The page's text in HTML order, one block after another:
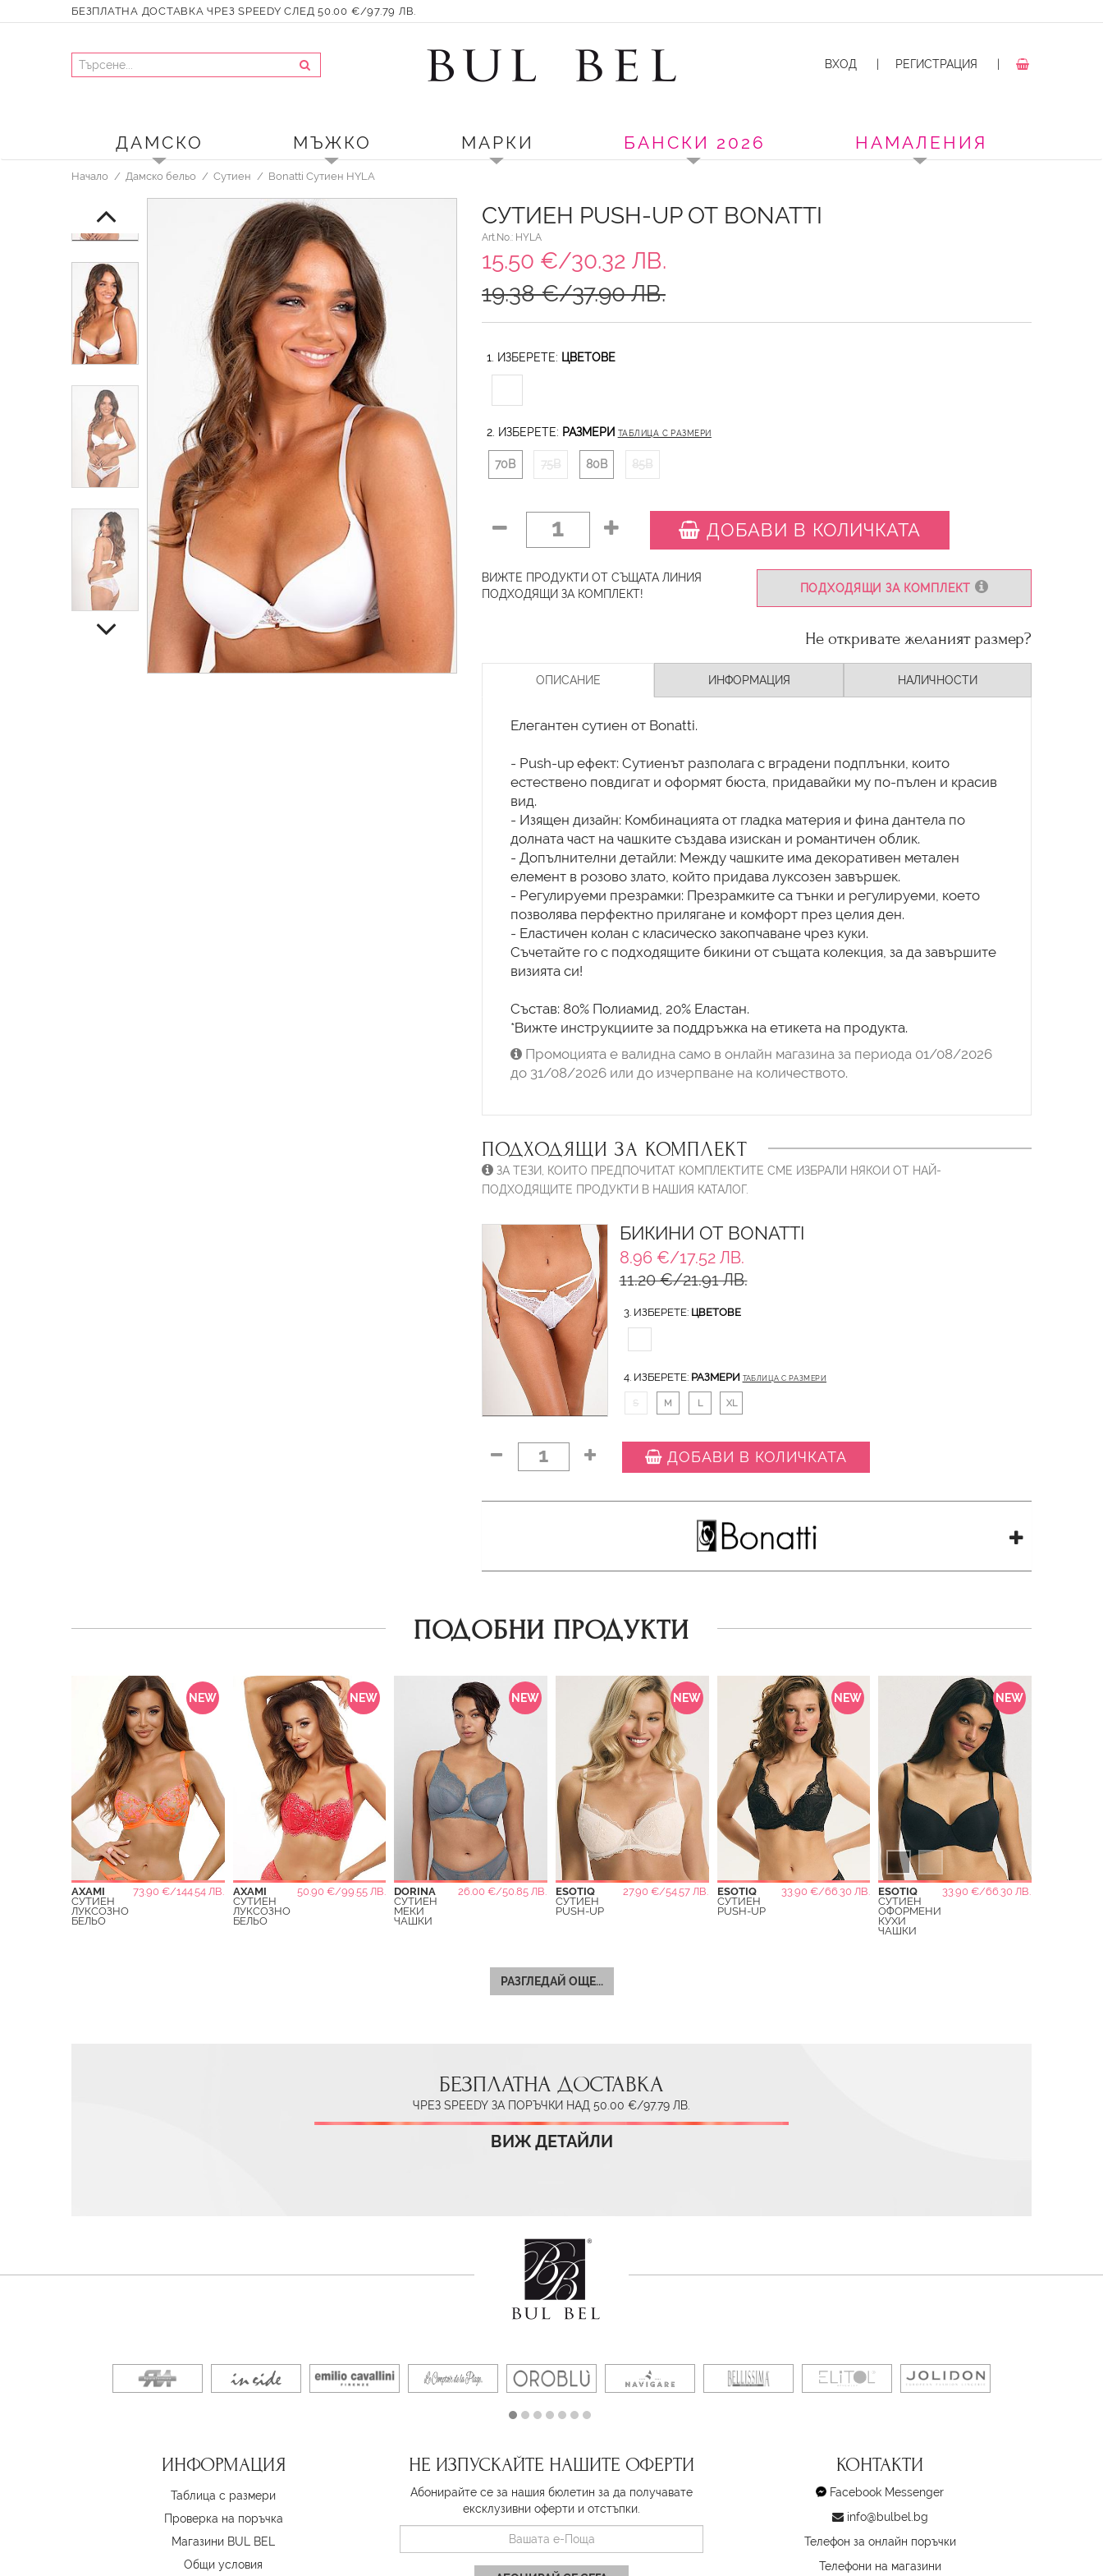
БЕЗПЛАТНА ДОСТАВКА ЧРЕЗ SPEEDY СЛЕД 50.00 €/97.79 ЛВ.
ВХОД РЕГИСТРАЦИЯ
ДАМСКО МЪЖКО МАРКИ БАНСКИ 2026 НАМАЛЕНИЯ
Начало Дамско бельо Сутиен Bonatti Сутиен HYLA
СУТИЕН PUSH-UP ОТ BONATTI
Art.No.: HYLA
15.50 €/30.32 ЛВ.
19.38 €/37.90 ЛВ.
1. ИЗБЕРЕТЕ: ЦВЕТОВЕ
2. ИЗБЕРЕТЕ: РАЗМЕРИ ТАБЛИЦА С РАЗМЕРИ
70B 75B 80B 85B
1 ДОБАВИ В КОЛИЧКАТА
ПОДХОДЯЩИ ЗА КОМПЛЕКТ
ВИЖТЕ ПРОДУКТИ ОТ СЪЩАТА ЛИНИЯ
ПОДХОДЯЩИ ЗА КОМПЛЕКТ!
Не откривате желаният размер?
ОПИСАНИЕ ИНФОРМАЦИЯ НАЛИЧНОСТИ
Елегантен сутиен от Bonatti.
- Push-up ефект: Сутиенът разполага с вградени подплънки, които
естествено повдигат и оформят бюста, придавайки му по-пълен и красив
вид.
- Изящен дизайн: Комбинацията от гладка материя и фина дантела по
долната част на чашките създава изискан и романтичен облик.
- Допълнителни детайли: Между чашките има декоративен метален
елемент в розово злато, който придава луксозен завършек.
- Регулируеми презрамки: Презрамките са тънки и регулируеми, което
позволява перфектно прилягане и комфорт през целия ден.
- Еластичен колан с класическо закопчаване чрез куки.
Съчетайте го с подходящите бикини от същата колекция, за да завършите
визията си!
Състав: 80% Полиамид, 20% Еластан.
*Вижте инструкциите за поддръжка на етикета на продукта.
Промоцията е валидна само в онлайн магазина за периода 01/08/2026
до 31/08/2026 или до изчерпване на количеството.
ПОДХОДЯЩИ ЗА КОМПЛЕКТ
ЗА ТЕЗИ, КОИТО ПРЕДПОЧИТАТ КОМПЛЕКТИТЕ СМЕ ИЗБРАЛИ НЯКОИ ОТ НАЙ-
ПОДХОДЯЩИТЕ ПРОДУКТИ В НАШИЯ КАТАЛОГ.
БИКИНИ ОТ BONATTI
8.96 €/17.52 ЛВ.
11.20 €/21.91 ЛВ.
3. ИЗБЕРЕТЕ: ЦВЕТОВЕ
4. ИЗБЕРЕТЕ: РАЗМЕРИ ТАБЛИЦА С РАЗМЕРИ
S M L XL
1 ДОБАВИ В КОЛИЧКАТА
ПОДОБНИ ПРОДУКТИ
NEW
AXAMI
73.90 €/144.54 ЛВ.
СУТИЕН
ЛУКСОЗНО
БЕЛЬО
NEW
AXAMI
50.90 €/99.55 ЛВ.
СУТИЕН
ЛУКСОЗНО
БЕЛЬО
NEW
DORINA
26.00 €/50.85 ЛВ.
СУТИЕН
МЕКИ
ЧАШКИ
NEW
ESOTIQ
27.90 €/54.57 ЛВ.
СУТИЕН
PUSH-UP
NEW
ESOTIQ
33.90 €/66.30 ЛВ.
СУТИЕН
PUSH-UP
NEW
ESOTIQ
33.90 €/66.30 ЛВ.
СУТИЕН
ОФОРМЕНИ
КУХИ
ЧАШКИ
РАЗГЛЕДАЙ ОЩЕ...
БЕЗПЛАТНА ДОСТАВКА
ЧРЕЗ SPEEDY ЗА ПОРЪЧКИ НАД 50.00 €/97.79 ЛВ.
ВИЖ ДЕТАЙЛИ
ИНФОРМАЦИЯ
Таблица с размери
Проверка на поръчка
Магазини BUL BEL
Oбщи условия
НЕ ИЗПУСКАЙТЕ НАШИТЕ ОФЕРТИ
Абонирайте се за нашия бюлетин за да получавате
ексклузивни оферти и отстъпки.
КОНТАКТИ
Facebook Messenger
info@bulbel.bg
Телефон за онлайн поръчки
Телефони на магазини